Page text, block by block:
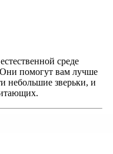
среде
Они помогут вам лучше
небольшие зверьки, и